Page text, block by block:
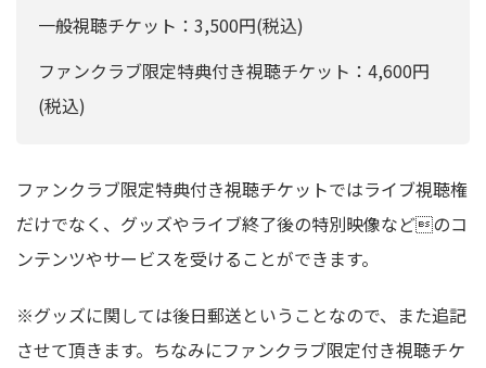
一般視聴チケット：3,500円(税込)
ファンクラブ限定特典付き視聴チケット：4,600円
(税込)
ファンクラブ限定特典付き視聴チケットではライブ視聴権
だけでなく、グッズやライブ終了後の特別映像などのコ
ンテンツやサービスを受けることができます。
※グッズに関しては後日郵送ということなので、また追記
させて頂きます。ちなみにファンクラブ限定付き視聴チケ